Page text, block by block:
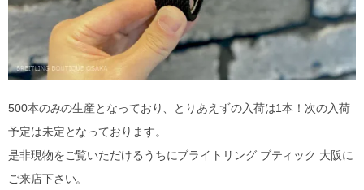
500本のみの生産となっており、とりあえずの入荷は1本！次の入荷
予定は未定となっております。
是非現物をご覧いただけるうちにブライトリング ブティック 大阪に
ご来店下さい。